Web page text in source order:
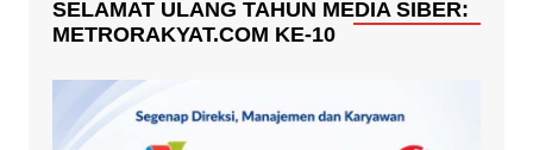
SELAMAT ULANG TAHUN MEDIA SIBER:
METRORAKYAT.COM KE-10